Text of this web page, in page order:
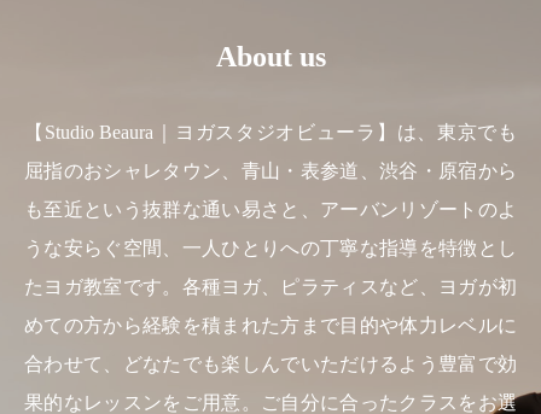
About us
【Studio Beaura｜ヨガスタジオビューラ】は、東京でも
屈指のおシャレタウン、青山・表参道、渋谷・原宿から
も至近という抜群な通い易さと、アーバンリゾートのよ
うな安らぐ空間、一人ひとりへの丁寧な指導を特徴とし
たヨガ教室です。各種ヨガ、ピラティスなど、ヨガが初
めての方から経験を積まれた方まで目的や体力レベルに
合わせて、どなたでも楽しんでいただけるよう豊富で効
果的なレッスンをご用意。ご自分に合ったクラスをお選